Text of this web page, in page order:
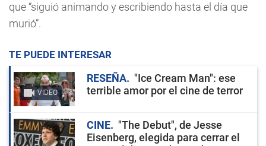
que “siguió animando y escribiendo hasta el día que
murió”.
TE PUEDE INTERESAR
VIDEO
RESEÑA
"Ice Cream Man": ese
terrible amor por el cine de terror
CINE
"The Debut", de Jesse
Eisenberg, elegida para cerrar el